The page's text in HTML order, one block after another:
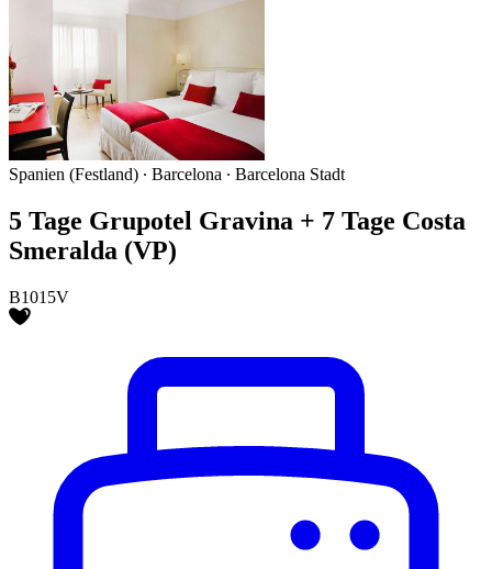
Spanien (Festland) ∙ Barcelona ∙ Barcelona Stadt
5 Tage Grupotel Gravina + 7 Tage Costa
Smeralda (VP)
B1015V